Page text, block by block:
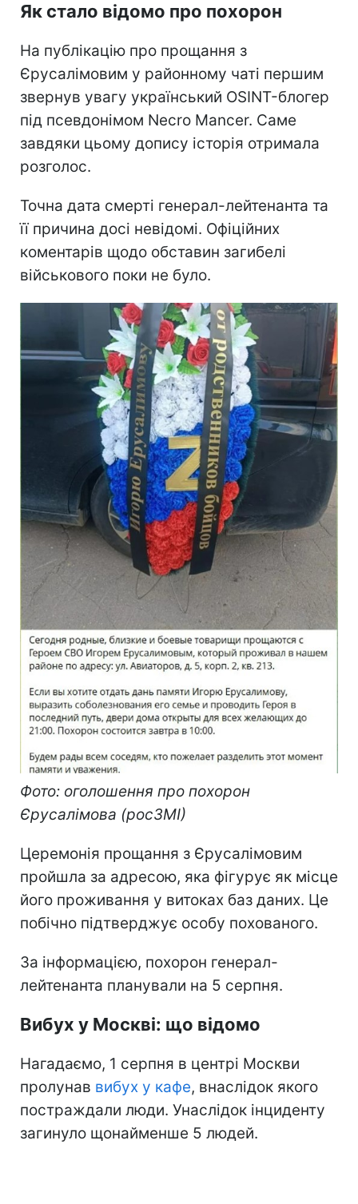
Як стало відомо про похорон
На публікацію про прощання з
Єрусалімовим у районному чаті першим
звернув увагу український OSINT-блогер
під псевдонімом Necro Mancer. Саме
завдяки цьому допису історія отримала
розголос.
Точна дата смерті генерал-лейтенанта та
її причина досі невідомі. Офіційних
коментарів щодо обставин загибелі
військового поки не було.
Фото: оголошення про похорон
Єрусалімова (росЗМІ)
Церемонія прощання з Єрусалімовим
пройшла за адресою, яка фігурує як місце
його проживання у витоках баз даних. Це
побічно підтверджує особу похованого.
За інформацією, похорон генерал-
лейтенанта планували на 5 серпня.
Вибух у Москві: що відомо
Нагадаємо, 1 серпня в центрі Москви
пролунав вибух у кафе, внаслідок якого
постраждали люди. Унаслідок інциденту
загинуло щонайменше 5 людей.